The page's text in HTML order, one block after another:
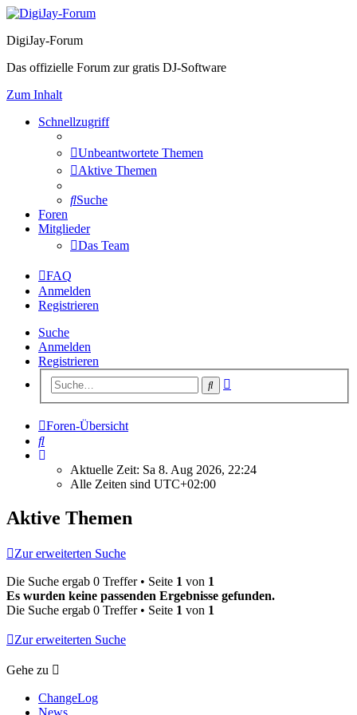
DigiJay-Forum
Das offizielle Forum zur gratis DJ-Software
Zum Inhalt
Schnellzugriff
Unbeantwortete Themen
Aktive Themen
Suche
Foren
Mitglieder
Das Team
FAQ
Anmelden
Registrieren
Suche
Anmelden
Registrieren
Suche
Foren-Übersicht
Suche
Aktuelle Zeit: Sa 8. Aug 2026, 22:24
Alle Zeiten sind UTC+02:00
Aktive Themen
Zur erweiterten Suche
Die Suche ergab 0 Treffer • Seite 1 von 1
Es wurden keine passenden Ergebnisse gefunden.
Die Suche ergab 0 Treffer • Seite 1 von 1
Zur erweiterten Suche
Gehe zu
ChangeLog